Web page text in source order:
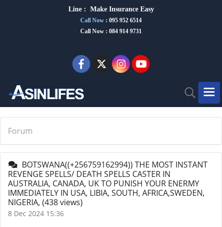
Line : Make Insurance Easy
Call Now : 095 952 6514
Call Now : 084 914 9731
Forum
BOTSWANA((+256759162994)) THE MOST INSTANT
REVENGE SPELLS/ DEATH SPELLS CASTER IN
AUSTRALIA, CANADA, UK TO PUNISH YOUR ENERMY
IMMEDIATELY IN USA, LIBIA, SOUTH, AFRICA,SWEDEN,
NIGERIA, (438 views)
8 Dec 2024 15:36